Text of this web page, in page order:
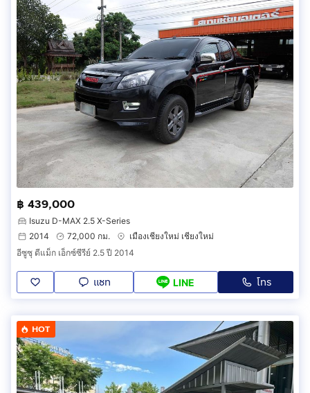
฿ 439,000
Isuzu D-MAX 2.5 X-Series
2014
72,000 กม.
เมืองเชียงใหม่ เชียงใหม่
อีซูซุ ดีแม็ก เอ็กซ์ซีรีย์ 2.5 ปี 2014
แชท LINE โทร
HOT